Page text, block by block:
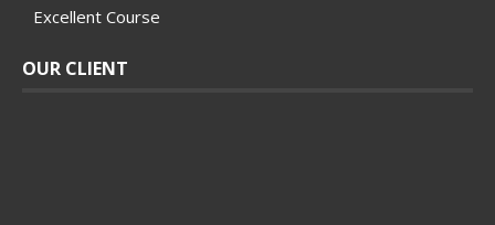
Excellent Course
OUR CLIENT